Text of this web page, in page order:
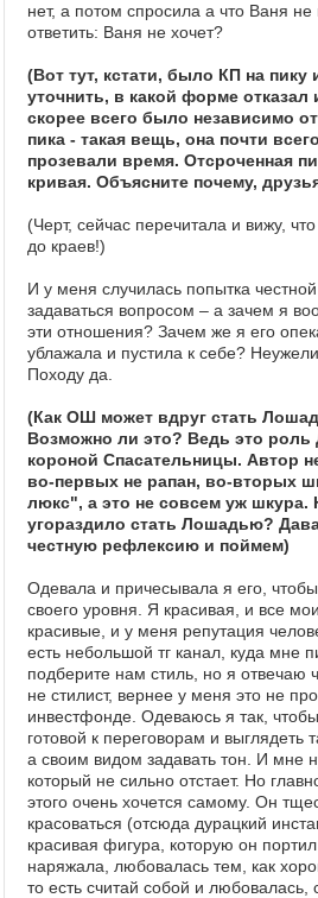
нет, а потом спросила а что Ваня не
ответить: Ваня не хочет?
(Вот тут, кстати, было КП на
уточнить, в какой форме
скорее всего было независимо
пика - такая вещь, она почти
прозевали время. Отсроченная
кривая. Объясните почему,
(Черт, сейчас перечитала и вижу,
до краев!)
И у меня случилась попытка
задаваться вопросом – а зачем я
эти отношения? Зачем же я его
ублажала и пустила к себе?
Походу да.
(Как ОШ может вдруг стать
Возможно ли это? Ведь это роль
короной Спасательницы. Автор
во-первых не рапан, во-вторых
люкс", а это не совсем уж шкура.
угораздило стать Лошадью?
честную рефлексию и поймем)
Одевала и причесывала я его,
своего уровня. Я красивая, и все
красивые, и у меня репутация
есть небольшой тг канал, куда мне
подберите нам стиль, но я отвечаю
не стилист, вернее у меня это не
инвестфонде. Одеваюсь я так,
готовой к переговорам и выглядеть
а своим видом задавать тон. И мне
который не сильно отстает. Но
этого очень хочется самому. Он
красоваться (отсюда дурацкий
красивая фигура, которую он
наряжала, любовалась тем, как
то есть считай собой и